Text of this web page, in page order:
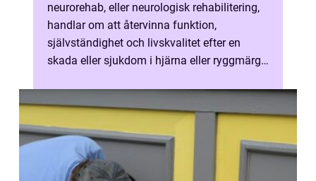
neurorehab, eller neurologisk rehabilitering,
handlar om att återvinna funktion,
självständighet och livskvalitet efter en
skada eller sjukdom i hjärna eller ryggmärg.